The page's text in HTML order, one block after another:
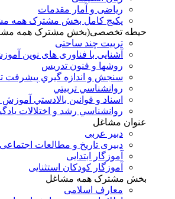
ریاضی و آمار مقدمات
پکیج کامل بخش مشترک همه
حیطه تخصصی(بخش مشترک همه
تربیت چند ساحتی
آشنایی با فناوری های نوین
روشها و فنون تدريس
سنجش و اندازه گيري پيشرفت
روانشناسي تربيتي
اسناد و قوانين بالادستي
روانشناسي رشد و اختلالات
عنوان مشاغل
دبير عربی
دبیری تاریخ و مطالعات اجتماعی
آموزگار ابتدایی
آموزگار کودکان استثنایی
بخش مشترک همه مشاغل
معارف اسلامی